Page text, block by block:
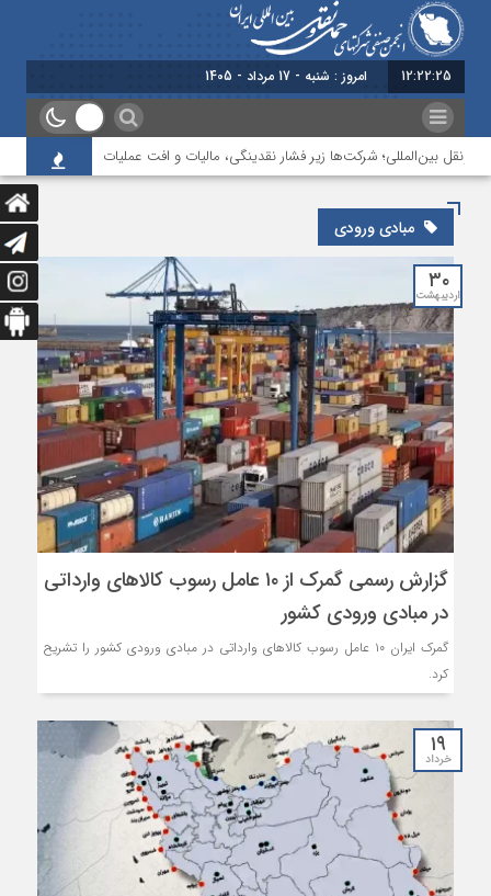
12:22:26 امروز : شنبه - 17 مرداد - 1405
بین‌المللی؛ شرکت‌ها زیر فشار نقدینگی، مالیات و افت عملیات بررسی
مبادی ورودی
۳۰
اردیبهشت
گزارش رسمی گمرک از ۱۰ عامل رسوب کالاهای وارداتی
در مبادی ورودی کشور
گمرک ایران ۱۰ عامل رسوب کالاهای وارداتی در مبادی ورودی کشور را تشریح
کرد.
۱۹
خرداد